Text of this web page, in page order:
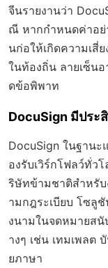
จีนรายงานว่า
ณี หากกำหนดค่าอย่
นก่อให้เกิดความเสี่
ในท้องถิ่น ลายเซ็น
ดข้อพิพาท
DocuSign มีประ
DocuSign ในฐาน
องรับเวิร์กโฟลว์ทั่ว
ริษัทข้ามชาติสำหรั
ามกฎระเบียบ โซลู
งนามในจดหมายส
างๆ เช่น เทมเพลต
ยภาษา